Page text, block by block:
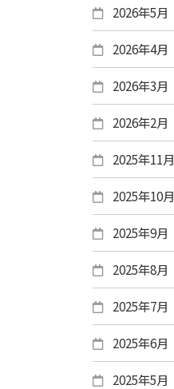
2026年5月
2026年4月
2026年3月
2026年2月
2025年11月
2025年10月
2025年9月
2025年8月
2025年7月
2025年6月
2025年5月